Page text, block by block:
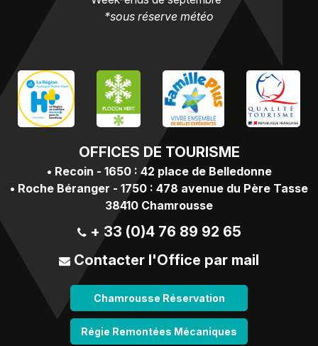
OFFICES DE TOURISME
• Recoin - 1650 : 42 place de Belledonne
• Roche Béranger - 1750 : 478 avenue du Père Tasse
38410 Chamrousse
+ 33 (0)4 76 89 92 65
Contacter l'Office par mail
Chamrousse Réservation
Régie Remontées Mécaniques
*sous réserve météo